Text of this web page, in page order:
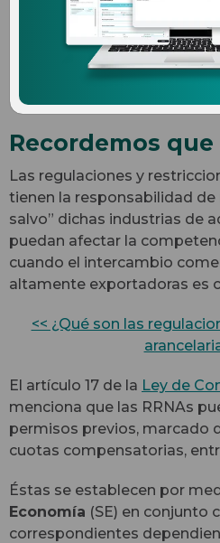
Existen varios tipos de
no arancelarias(RRNAs)
los marcados de país de
compensatorias en
explicamos.
Recordemos
Las regulaciones y
tienen la responsabilidad de
salvo” dichas industrias de
puedan afectar la
cuando el intercambio
altamente exportadoras es
<< ¿Qué son las
El artículo 17 de la Ley de
menciona que las RRNAs
permisos previos, marcado
cuotas compensatorias,
Éstas se establecen por
Economía (SE) en conjunto
correspondientes